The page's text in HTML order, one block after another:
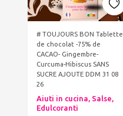
# TOUJOURS BON Tablette
de chocolat -75% de
CACAO- Gingembre-
Curcuma-Hibiscus SANS
SUCRE AJOUTE DDM 31 08
26
Aiuti in cucina, Salse,
Edulcoranti